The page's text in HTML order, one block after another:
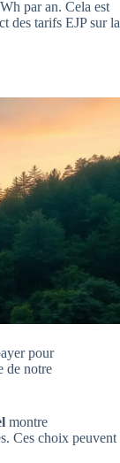
par an. Cela est
des tarifs EJP sur la
pour
de notre
montre
Ces choix peuvent